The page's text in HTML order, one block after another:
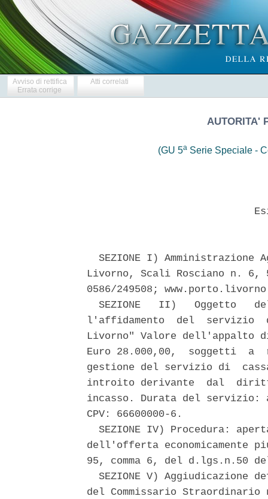
Avviso di rettifica
Errata corrige
Atti correlati
AUTORITA'
(GU 5aSerie Speciale -
SEZIONE I) Amministrazione
Livorno, Scali Rosciano n. 6,
0586/249508;
SEZIONE   II)   Oggetto
l'affidamento  del  servizio
Livorno" Valore dell'appalto
Euro 28.000,00,  soggetti
gestione del servizio di
introito derivante  dal
incasso. Durata del servizio:
CPV: 66600000-6.
SEZIONE IV) Procedura:
dell'offerta
95, comma 6, del d.lgs.n.50
SEZIONE V) Aggiudicazione
del Commissario